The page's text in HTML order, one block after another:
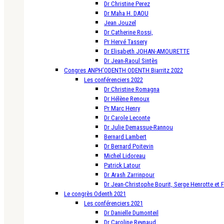
Dr Christine Perez
Dr Maha H. DAOU
Jean Jouzel
Dr Catherine Rossi,
Pr Hervé Tassery
Dr Elisabeth JOHAN-AMOURETTE
Dr Jean-Raoul Sintès
Congres ANPH’ODENTH ODENTH Biarritz 2022
Les conférenciers 2022
Dr Christine Romagna
Dr Hélène Renoux
Pr Marc Henry
Dr Carole Leconte
Dr Julie Demassue-Rannou
Bernard Lambert
Dr Bernard Poitevin
Michel Lidoreau
Patrick Latour
Dr Arash Zarrinpour
Dr Jean-Christophe Bourit, Serge Henrotte et
Le congrès Odenth 2021
Les conférenciers 2021
Dr Danielle Dumonteil
Dr Caroline Reynaud